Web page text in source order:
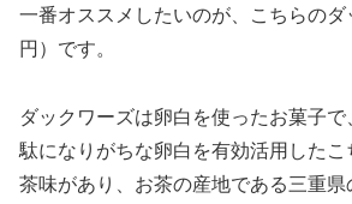
一番オススメしたいのが、こちらの
円）です。
ダックワーズは卵白を使ったお菓子
駄になりがちな卵白を有効活用した
茶味があり、お茶の産地である三重